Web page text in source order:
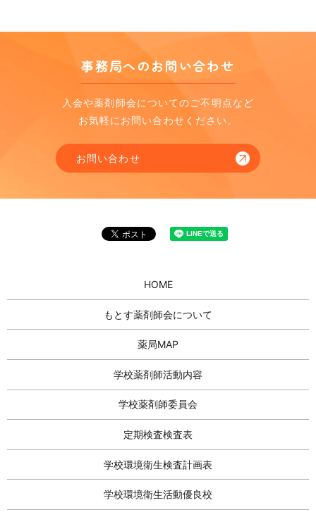
事務局へのお問い合わせ
入会や薬剤師会についてのご不明点など
お気軽にお問い合わせください。
お問い合わせ
HOME
もとす薬剤師会について
薬局MAP
学校薬剤師活動内容
学校薬剤師委員会
定期検査検査表
学校環境衛生検査計画表
学校環境衛生活動優良校